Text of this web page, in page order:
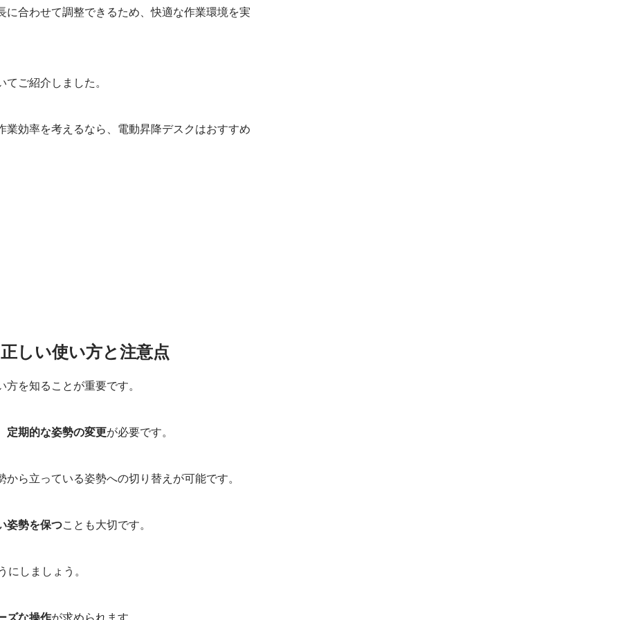
合わせて調整できるため、快適な作業環境を実
ご紹介しました。
効率を考えるなら、電動昇降デスクはおすすめ
しい使い方と注意点
を知ることが重要です。
定期的な姿勢の変更が必要です。
ら立っている姿勢への切り替えが可能です。
姿勢を保つことも大切です。
にしましょう。
ズな操作が求められます。